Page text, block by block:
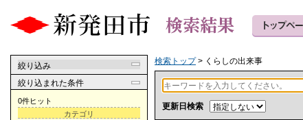
絞り込み
絞り込まれた条件
0件ヒット
カテゴリ
検索トップ> くらしの出来事
更新日検索